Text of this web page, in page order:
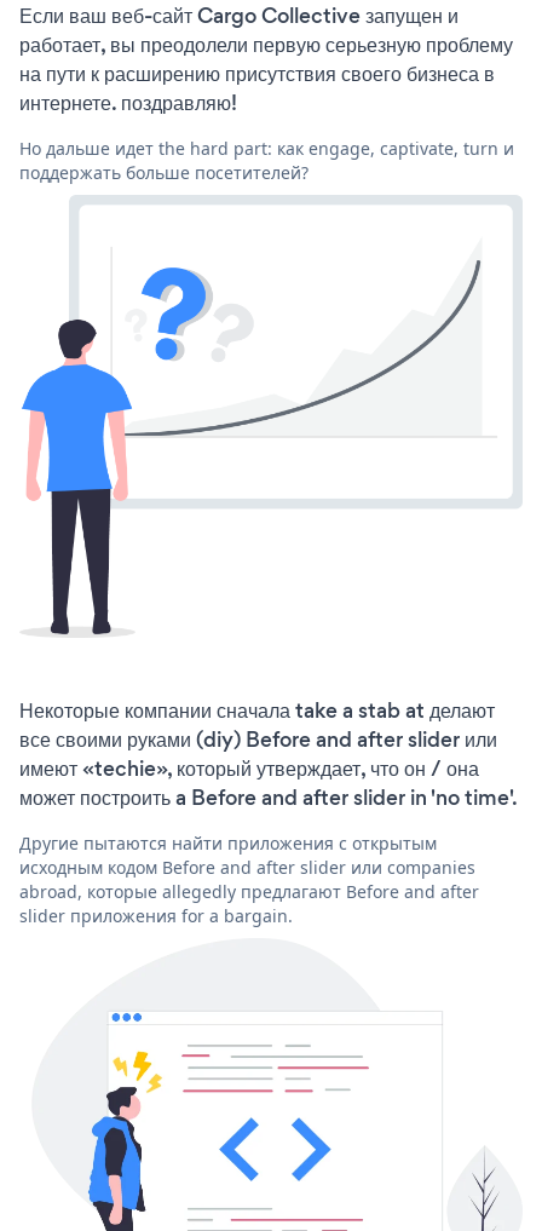
Если ваш веб-сайт Cargo Collective запущен и
работает, вы преодолели первую серьезную проблему
на пути к расширению присутствия своего бизнеса в
интернете. поздравляю!
Но дальше идет the hard part: как engage, captivate, turn и
поддержать больше посетителей?
Некоторые компании сначала take a stab at делают
все своими руками (diy) Before and after slider или
имеют «techie», который утверждает, что он / она
может построить a Before and after slider in 'no time'.
Другие пытаются найти приложения с открытым
исходным кодом Before and after slider или companies
abroad, которые allegedly предлагают Before and after
slider приложения for a bargain.